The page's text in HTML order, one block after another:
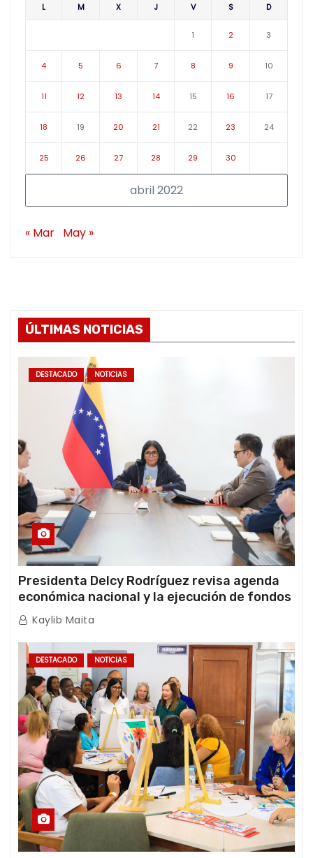
abril 2022
L M X J V S D
1 2 3
4 5 6 7 8 9 10
11 12 13 14 15 16 17
18 19 20 21 22 23 24
25 26 27 28 29 30
« Mar May »
ÚLTIMAS NOTICIAS
DESTACADO NOTICIAS
Presidenta Delcy Rodríguez revisa agenda
económica nacional y la ejecución de fondos
de emergencia post-sismos
Kaylib Maita
DESTACADO NOTICIAS